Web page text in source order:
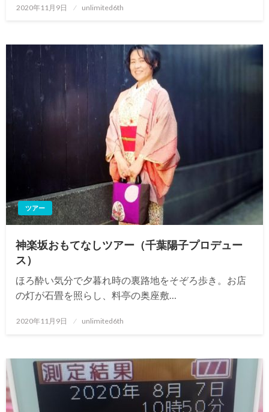
投
2020年11月9日 unlimited6th
ツアー
神楽坂おもてなしツアー（千葉陽子プロデュー
ス）
ほろ酔い気分で夕暮れ時の裏路地をそぞろ歩き。お店
の灯が石畳を照らし、料亭の奥座敷…
投
2020年11月9日 unlimited6th